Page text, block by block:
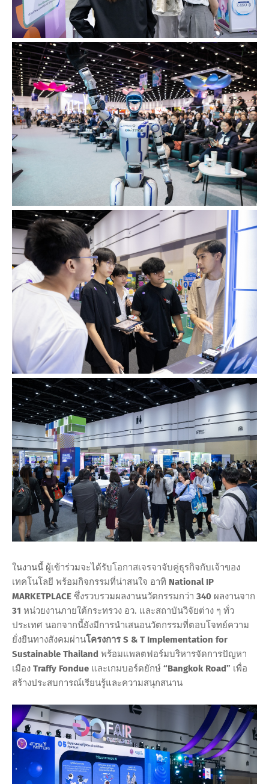
ในงานนี้ ผู้เข้าร่วมจะได้รับโอกาสเจรจาจับคู่ธุรกิจกับเจ้าของ
เทคโนโลยี พร้อมกิจกรรมที่น่าสนใจ อาทิ National IP
MARKETPLACE ซึ่งรวบรวมผลงานนวัตกรรมกว่า 340 ผลงานจาก
31 หน่วยงานภายใต้กระทรวง อว. และสถาบันวิจัยต่าง ๆ ทั่ว
ประเทศ นอกจากนี้ยังมีการนำเสนอนวัตกรรมที่ตอบโจทย์ความ
ยั่งยืนทางสังคมผ่านโครงการ S & T Implementation for
Sustainable Thailand พร้อมแพลตฟอร์มบริหารจัดการปัญหา
เมือง Traffy Fondue และเกมบอร์ดยักษ์ “Bangkok Road” เพื่อ
สร้างประสบการณ์เรียนรู้และความสนุกสนาน